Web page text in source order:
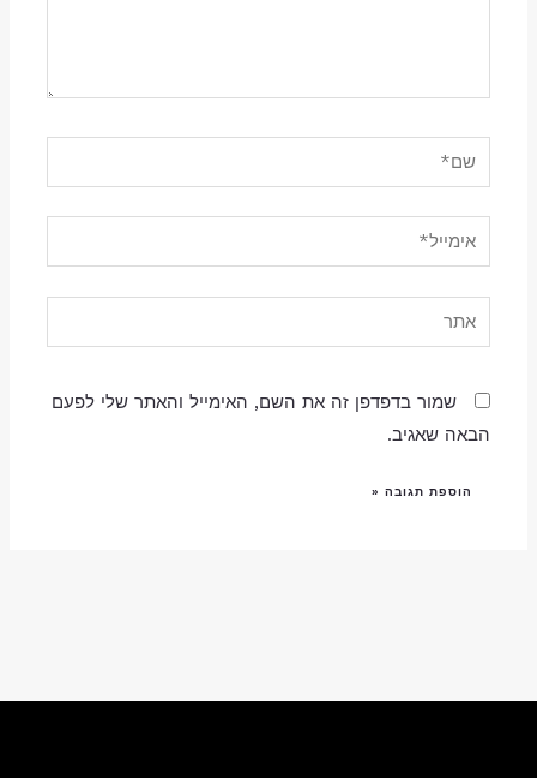
שמור בדפדפן זה את השם, האימייל והאתר שלי לפעם
הבאה שאגיב.